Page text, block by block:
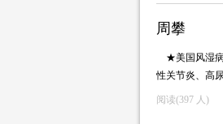
周攀
★美国风湿
性关节炎、高
阅读(397 人)